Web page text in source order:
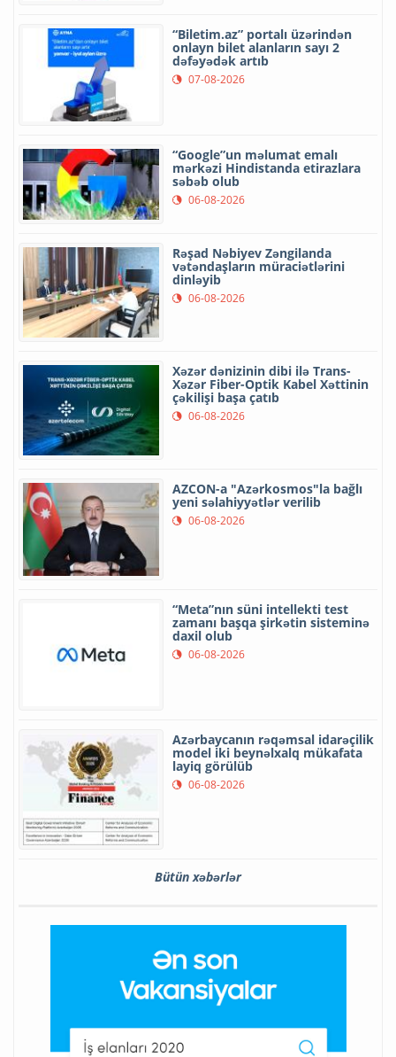
“Biletim.az” portalı üzərindən
onlayn bilet alanların sayı 2
dəfəyədək artıb
07-08-2026
“Google”un məlumat emalı
mərkəzi Hindistanda etirazlara
səbəb olub
06-08-2026
Rəşad Nəbiyev Zəngilanda
vətəndaşların müraciətlərini
dinləyib
06-08-2026
Xəzər dənizinin dibi ilə Trans-
Xəzər Fiber-Optik Kabel Xəttinin
çəkilişi başa çatıb
06-08-2026
AZCON-a "Azərkosmos"la bağlı
yeni səlahiyyətlər verilib
06-08-2026
“Meta”nın süni intellekti test
zamanı başqa şirkətin sisteminə
daxil olub
06-08-2026
Azərbaycanın rəqəmsal idarəçilik
model iki beynəlxalq mükafata
layiq görülüb
06-08-2026
Bütün xəbərlər